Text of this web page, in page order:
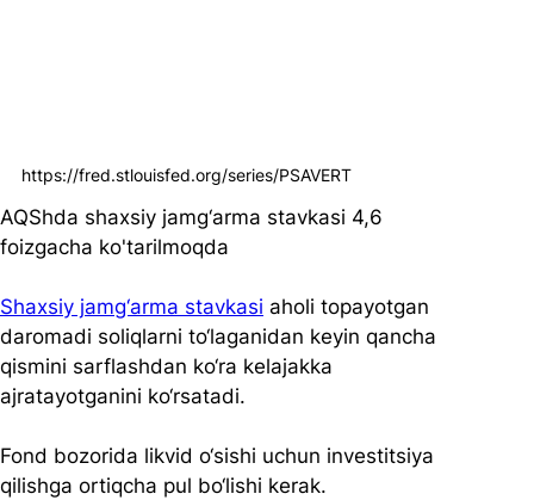
AQShda shaxsiy jamg‘arma stavkasi 4,6
foizgacha ko'tarilmoqda
Shaxsiy jamg‘arma stavkasi aholi topayotgan
daromadi soliqlarni to‘laganidan keyin qancha
qismini sarflashdan ko‘ra kelajakka
ajratayotganini ko‘rsatadi.
Fond bozorida likvid o‘sishi uchun investitsiya
qilishga ortiqcha pul bo‘lishi kerak.
https://fred.stlouisfed.org/series/PSAVERT